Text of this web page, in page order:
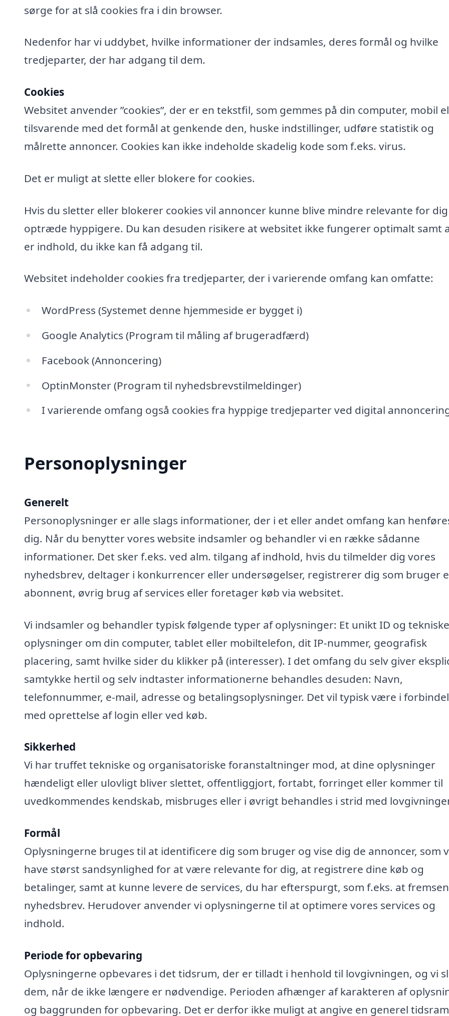
sørge for at slå cookies fra i din browser.
Nedenfor har vi uddybet, hvilke informationer der indsamles, deres formål og hvilke
tredjeparter, der har adgang til dem.
Cookies
Websitet anvender ”cookies”, der er en tekstfil, som gemmes på din computer, mobil
tilsvarende med det formål at genkende den, huske indstillinger, udføre statistik og
målrette annoncer. Cookies kan ikke indeholde skadelig kode som f.eks. virus.
Det er muligt at slette eller blokere for cookies.
Hvis du sletter eller blokerer cookies vil annoncer kunne blive mindre relevante for
optræde hyppigere. Du kan desuden risikere at websitet ikke fungerer optimalt samt
er indhold, du ikke kan få adgang til.
Websitet indeholder cookies fra tredjeparter, der i varierende omfang kan omfatte:
WordPress (Systemet denne hjemmeside er bygget i)
Google Analytics (Program til måling af brugeradfærd)
Facebook (Annoncering)
OptinMonster (Program til nyhedsbrevstilmeldinger)
I varierende omfang også cookies fra hyppige tredjeparter ved digital
Personoplysninger
Generelt
Personoplysninger er alle slags informationer, der i et eller andet omfang kan
dig. Når du benytter vores website indsamler og behandler vi en række sådanne
informationer. Det sker f.eks. ved alm. tilgang af indhold, hvis du tilmelder dig vores
nyhedsbrev, deltager i konkurrencer eller undersøgelser, registrerer dig som bruger
abonnent, øvrig brug af services eller foretager køb via websitet.
Vi indsamler og behandler typisk følgende typer af oplysninger: Et unikt ID og tekniske
oplysninger om din computer, tablet eller mobiltelefon, dit IP-nummer, geografisk
placering, samt hvilke sider du klikker på (interesser). I det omfang du selv giver
samtykke hertil og selv indtaster informationerne behandles desuden: Navn,
telefonnummer, e-mail, adresse og betalingsoplysninger. Det vil typisk være i
med oprettelse af login eller ved køb.
Sikkerhed
Vi har truffet tekniske og organisatoriske foranstaltninger mod, at dine oplysninger
hændeligt eller ulovligt bliver slettet, offentliggjort, fortabt, forringet eller kommer til
uvedkommendes kendskab, misbruges eller i øvrigt behandles i strid med
Formål
Oplysningerne bruges til at identificere dig som bruger og vise dig de annoncer, som
have størst sandsynlighed for at være relevante for dig, at registrere dine køb og
betalinger, samt at kunne levere de services, du har efterspurgt, som f.eks. at
nyhedsbrev. Herudover anvender vi oplysningerne til at optimere vores services og
indhold.
Periode for opbevaring
Oplysningerne opbevares i det tidsrum, der er tilladt i henhold til lovgivningen, og vi
dem, når de ikke længere er nødvendige. Perioden afhænger af karakteren af
og baggrunden for opbevaring. Det er derfor ikke muligt at angive en generel